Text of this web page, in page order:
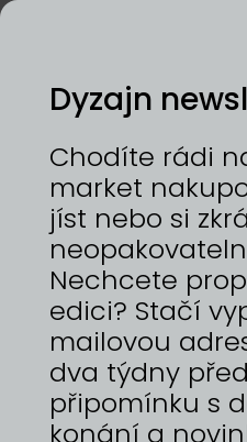
25—26/4/2026 |
(CS) O značce ANFISA
jménem vytvářím
starých věcí a
dostávám darem.
jedinečný vzhled a
jsem připravila sérii
the ANFISA LANNO
create upcycled
materials, most of which
piece has its own
Especially for the spring
yarn necklaces.
Dyzajn
Chodíte rádi
market
jíst nebo si
Nechcete
edici? Stačí
mailovou
dva týdny
připomínku s
konání a